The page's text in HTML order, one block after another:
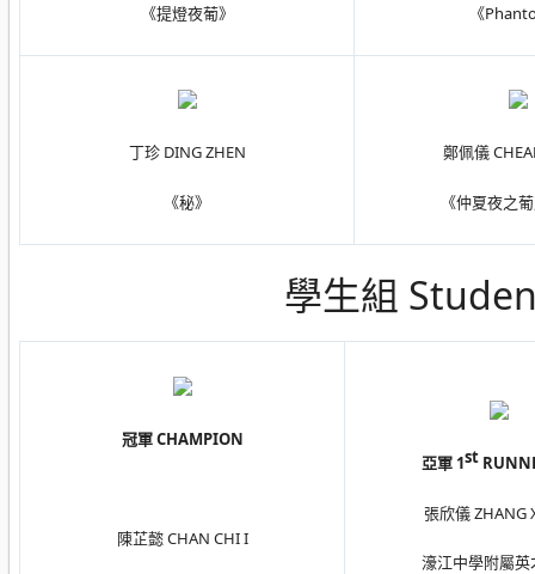
《提燈夜葡》 《
丁珍 DING ZHEN
《秘》
鄭佩儀
《仲夏夜之
學生組
冠軍 CHAMPION
陳芷懿 CHAN CHI I
亞軍 1st
張欣儀 ZHANG
濠江中學附屬英